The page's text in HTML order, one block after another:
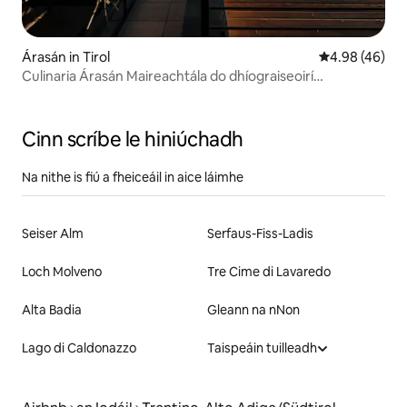
Árasán in Tirol Meánrátáil
4.98 (46)
Culinaria Árasán Maireachtála do dhíograiseoirí
Cinn scríbe le hiniúchadh
Na nithe is fiú a fheiceáil in aice láimhe
Seiser Alm Serfaus-Fiss-Ladis
Loch Molveno Tre Cime di Lavaredo
Alta Badia Gleann na nNon
Lago di Caldonazzo Taispeáin tuilleadh